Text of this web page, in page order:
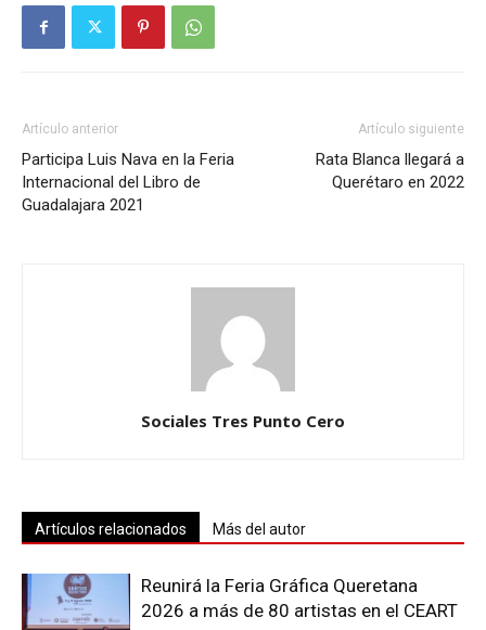
Artículo anterior
Participa Luis Nava en la Feria
Internacional del Libro de
Guadalajara 2021
Artículo siguiente
Rata Blanca llegará a
Querétaro en 2022
Sociales Tres Punto Cero
Artículos relacionados Más del autor
Reunirá la Feria Gráfica Queretana
2026 a más de 80 artistas en el CEART